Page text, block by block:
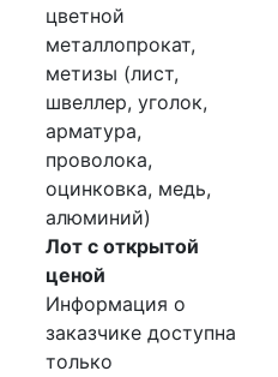
цветной
металлопрокат,
метизы (лист,
швеллер, уголок,
арматура,
проволока,
оцинковка, медь,
алюминий)
Лот с открытой
ценой
Информация о
заказчике доступна
только